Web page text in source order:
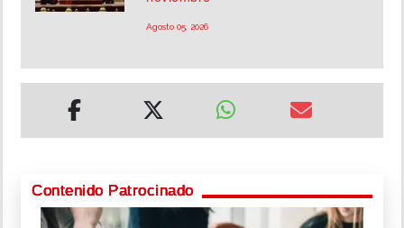
Agosto 05, 2026
Contenido Patrocinado